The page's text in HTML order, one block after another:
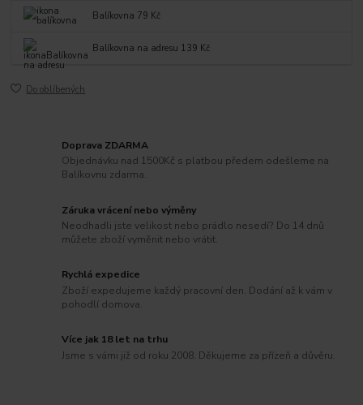
Balíkovna 79 Kč
Balíkovna na adresu 139 Kč
Do oblíbených
Doprava ZDARMA
Objednávku nad 1500Kč s platbou předem odešleme na
Balíkovnu zdarma.
Záruka vrácení nebo výměny
Neodhadli jste velikost nebo prádlo nesedí? Do 14 dnů
můžete zboží vyměnit nebo vrátit.
Rychlá expedice
Zboží expedujeme každý pracovní den. Dodání až k vám v
pohodlí domova.
Více jak 18 let na trhu
Jsme s vámi již od roku 2008. Děkujeme za přízeň a důvěru.